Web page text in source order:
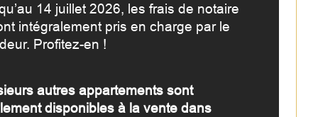
Valeurs
de pièces
14 juillet 2026, les frais de notaire
intégralement pris en charge par le
Profitez-en !
autres appartements sont
disponibles à la vente dans